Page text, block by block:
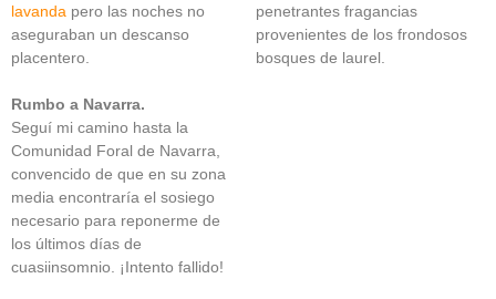
lavanda pero las noches no
aseguraban un descanso
placentero.
Rumbo a Navarra.
Seguí mi camino hasta la
Comunidad Foral de Navarra,
convencido de que en su zona
media encontraría el sosiego
necesario para reponerme de
los últimos días de
cuasiinsomnio. ¡Intento fallido!
penetrantes fragancias
provenientes de los frondosos
bosques de laurel.